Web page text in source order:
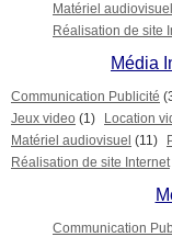
Matériel audiovisuel
Réalisation de site
Média
Communication Publicité
Jeux video (1) Location
Matériel audiovisuel (11)
Réalisation de site Internet
Communication